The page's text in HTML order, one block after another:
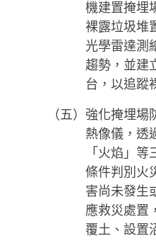
機建置掩埋
裸露垃圾堆
光學雷達測
趨勢，並建
台，以追蹤
（五）強化掩埋
熱像儀，透
「火焰」
條件判別火
害尚未發生
應救災處置
覆土、設置